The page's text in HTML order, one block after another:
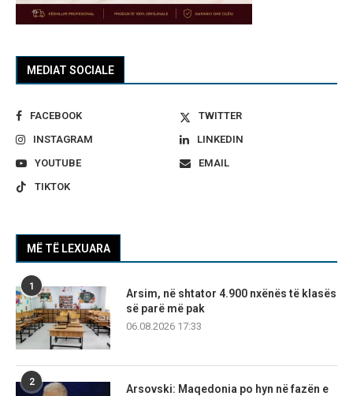
MEDIAT SOCIALE
FACEBOOK
TWITTER
INSTAGRAM
LINKEDIN
YOUTUBE
EMAIL
TIKTOK
MË TË LEXUARA
1
Arsim, në shtator 4.900 nxënës të klasës
së parë më pak
06.08.2026 17:33
2
Arsovski: Maqedonia po hyn në fazën e